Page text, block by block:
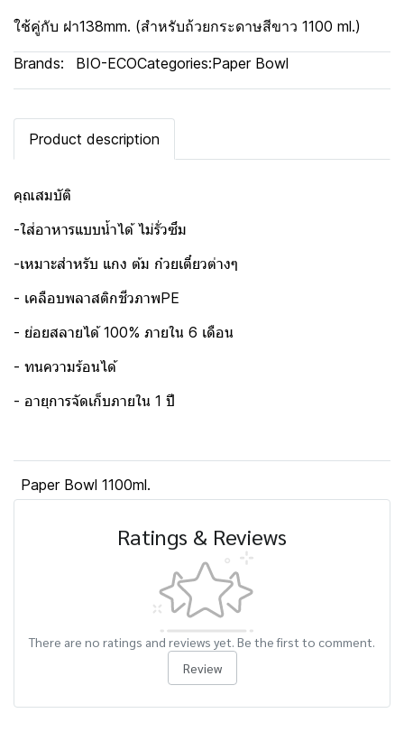
ใช้คู่กับ ฝา138mm. (สำหรับถ้วยกระดาษสีขาว 1100 ml.)
Brands: BIO-ECOCategories:Paper Bowl
Product description
คุณสมบัติ
-ใส่อาหารแบบน้ำได้ ไม่รั่วซึม
-เหมาะสำหรับ แกง ต้ม ก๋วยเตี๋ยวต่างๆ
- เคลือบพลาสติกชีวภาพPE
- ย่อยสลายได้ 100% ภายใน 6 เดือน
- ทนความร้อนได้
- อายุการจัดเก็บภายใน 1 ปี
Paper Bowl 1100ml.
Ratings & Reviews
There are no ratings and reviews yet. Be the first to comment.
Review